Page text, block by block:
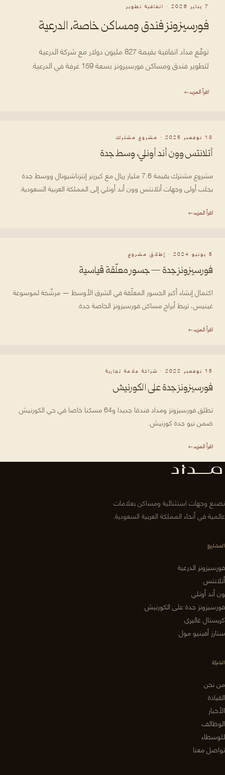
7 يناير 2026 · اتفاقية تطوير
فورسيزونز فندق ومساكن خاصة، الدرعية
توقّع مداد اتفاقية بقيمة 827 مليون دولار مع شركة الدرعية
لتطوير فندق ومساكن فورسيزونز بسعة 159 غرفة في الدرعية.
اقرأ المزيد→
13 نوفمبر 2025 · مشروع مشترك
أتلانتس وون أند أونلي، وسط جدة
مشروع مشترك بقيمة 7.6 مليار ريال مع كيرزنر إنترناشيونال ووسط جدة
يجلب أولى وجهات أتلانتس وون أند أونلي إلى المملكة العربية السعودية.
اقرأ المزيد→
5 يونيو 2024 · إطلاق مشروع
فورسيزونز جدة — جسور معلّقة قياسية
اكتمال إنشاء أكبر الجسور المعلّقة في الشرق الأوسط — مرشّحة لموسوعة
غينيس، تربط أبراج مساكن فورسيزونز الخاصة جدة.
اقرأ المزيد→
15 نوفمبر 2022 · شراكة علامة تجارية
فورسيزونز جدة على الكورنيش
تطلق فورسيزونز ومداد فندقا جديدا و64 مسكنا خاصا في حي الكورنيش
ضمن نيو جدة كورنيش.
اقرأ المزيد→
نصنع وجهات استثنائية ومساكن بعلامات
عالمية في أنحاء المملكة العربية السعودية.
المشاريع
فورسيزونز الدرعية
أتلانتس
ون أند أونلي
فورسيزونز جدة على الكورنيش
كريستال غاليري
ستارز أفينيو مول
الشركة
من نحن
القيادة
الأخبار
الوظائف
للوسطاء
تواصل معنا